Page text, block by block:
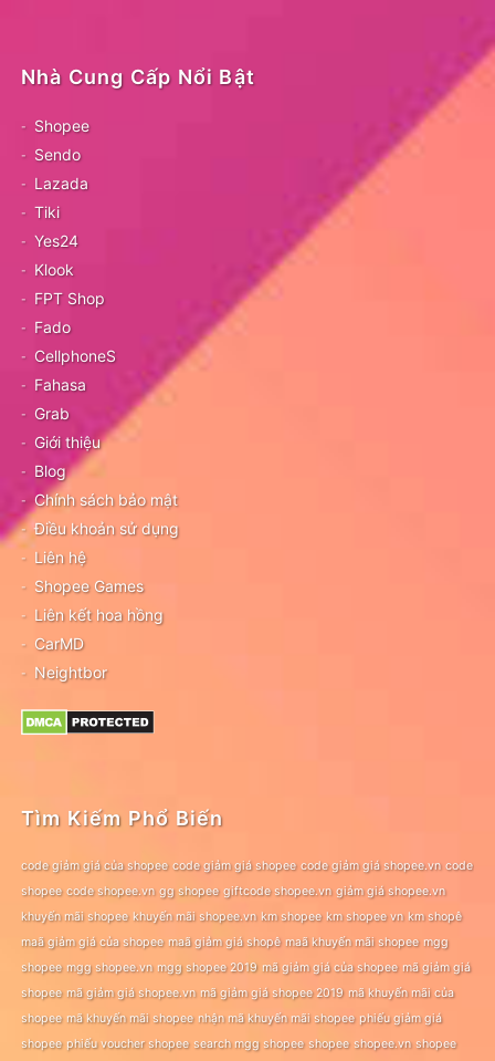
Nhà Cung Cấp Nổi Bật
Shopee
Sendo
Lazada
Tiki
Yes24
Klook
FPT Shop
Fado
CellphoneS
Fahasa
Grab
Giới thiệu
Blog
Chính sách bảo mật
Điều khoản sử dụng
Liên hệ
Shopee Games
Liên kết hoa hồng
CarMD
Neightbor
Tìm Kiếm Phổ Biến
code giảm giá của shopee code giảm giá shopee code giảm giá shopee.vn code
shopee code shopee.vn gg shopee giftcode shopee.vn giảm giá shopee.vn
khuyến mãi shopee khuyến mãi shopee.vn km shopee km shopee vn km shopê
maã giảm giá của shopee maã giảm giá shopê maã khuyến mãi shopee mgg
shopee mgg shopee.vn mgg shopee 2019 mã giảm giá của shopee mã giảm giá
shopee mã giảm giá shopee.vn mã giảm giá shopee 2019 mã khuyến mãi của
shopee mã khuyến mãi shopee nhận mã khuyến mãi shopee phiếu giảm giá
shopee phiếu voucher shopee search mgg shopee shopee shopee.vn shopee